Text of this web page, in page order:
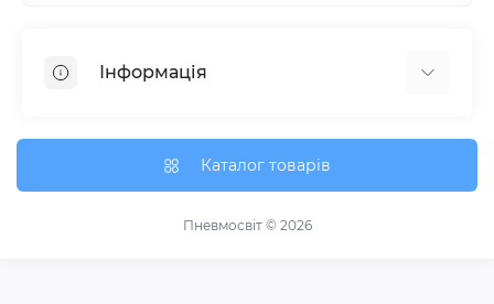
Інформація
Політика безпеки
Каталог товарів
Пневмосвіт © 2026